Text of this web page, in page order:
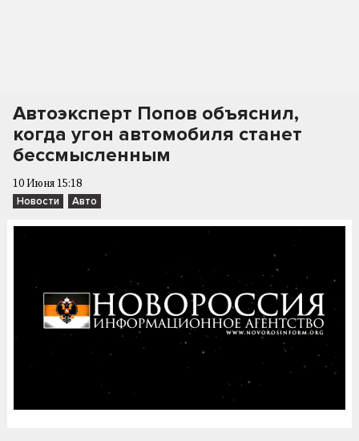
Автоэксперт Попов объяснил,
когда угон автомобиля станет
бессмысленным
10 Июня 15:18
Новости Авто